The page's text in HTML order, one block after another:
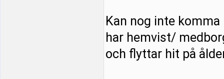
Kan nog inte
har hemvist/
och flyttar hit på